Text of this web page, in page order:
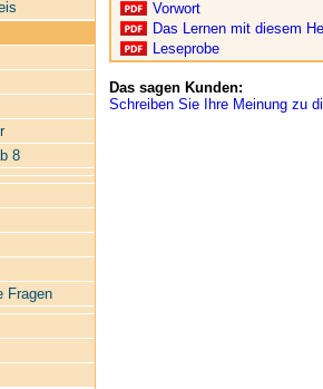
8
Fragen
Vorwort
Das Lernen mit diesem
Leseprobe
Das sagen Kunden:
Schreiben Sie Ihre Meinung zu